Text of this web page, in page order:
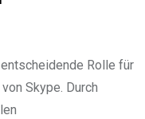
Rolle für
Skype. Durch